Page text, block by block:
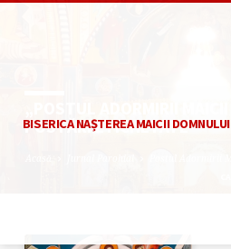
BISERICA NAȘTEREA MAICII DOMNULUI
POSTĂRI ETICHETATE